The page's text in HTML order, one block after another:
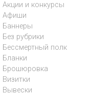
Акции и конкурсы
Афиши
Баннеры
Без рубрики
Бессмертный полк
Бланки
Брошюровка
Визитки
Вывески